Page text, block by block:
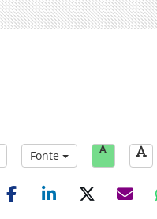
Fonte